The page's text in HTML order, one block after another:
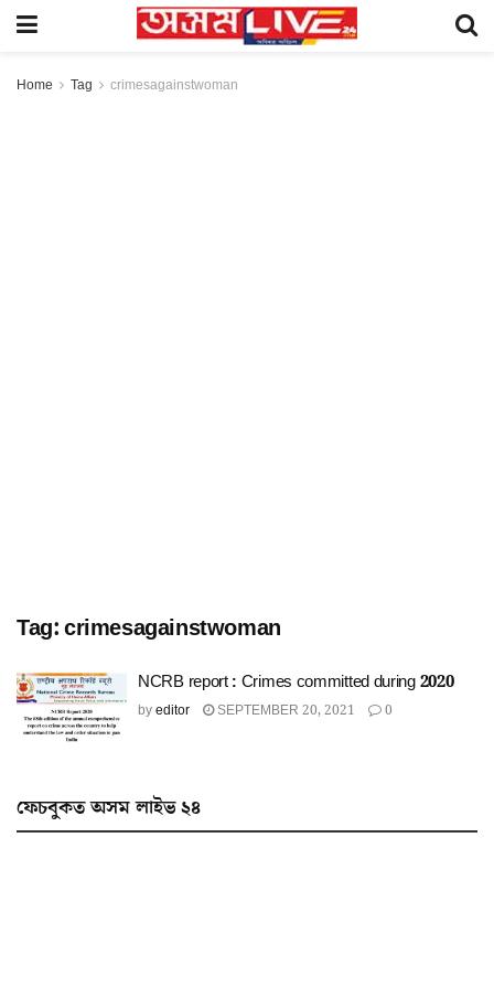
Home Tag crimesagainstwoman
Tag:crimesagainstwoman
NCRB report : Crimes committed during 2020
byeditor SEPTEMBER 20, 2021 0
ফেচবুকত অসম লাইভ ২৪